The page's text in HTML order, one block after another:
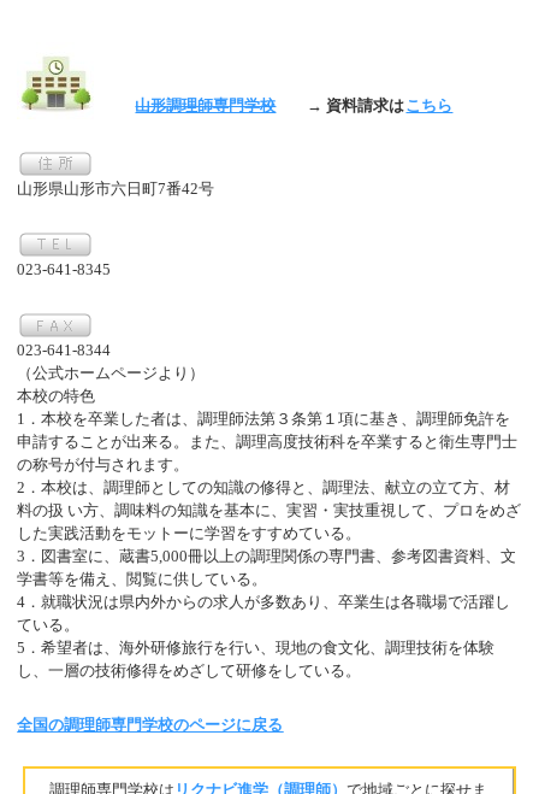
山形調理師専門学校 → 資料請求はこちら
山形県山形市六日町7番42号
023-641-8345
023-641-8344
（公式ホームページより）
本校の特色
1．本校を卒業した者は、調理師法第３条第１項に基き、調理師免許を
申請することが出来る。また、調理高度技術科を卒業すると衛生専門士
の称号が付与されます。
2．本校は、調理師としての知識の修得と、調理法、献立の立て方、材
料の扱 い方、調味料の知識を基本に、実習・実技重視して、プロをめざ
した実践活動をモットーに学習をすすめている。
3．図書室に、蔵書5,000冊以上の調理関係の専門書、参考図書資料、文
学書等を備え、閲覧に供している。
4．就職状況は県内外からの求人が多数あり、卒業生は各職場で活躍し
ている。
5．希望者は、海外研修旅行を行い、現地の食文化、調理技術を体験
し、一層の技術修得をめざして研修をしている。
全国の調理師専門学校のページに戻る
調理師専門学校は リクナビ進学（調理師）で地域ごとに探せま